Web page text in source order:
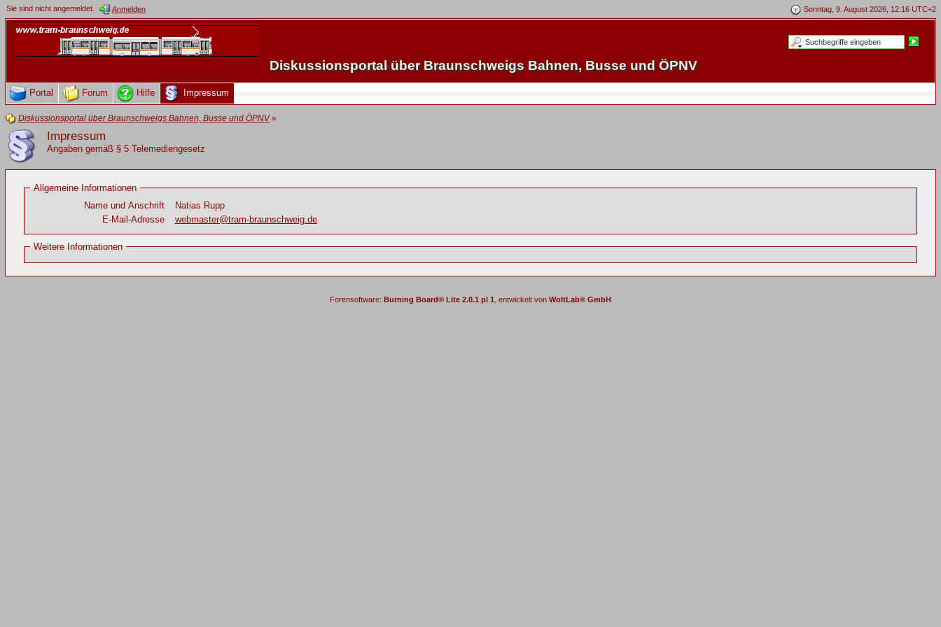
Sonntag, 9. August 2026, 12:16 UTC+2
Sie sind nicht angemeldet. Anmelden
Diskussionsportal über Braunschweigs Bahnen, Busse und ÖPNV
Portal Forum Hilfe Impressum
Diskussionsportal über Braunschweigs Bahnen, Busse und ÖPNV»
Impressum
Angaben gemäß § 5 Telemediengesetz
Allgemeine Informationen
Name und Anschrift
Natias Rupp
E-Mail-Adresse
webmaster@tram-braunschweig.de
Weitere Informationen
Forensoftware: Burning Board® Lite 2.0.1 pl 1 , entwickelt von WoltLab® GmbH